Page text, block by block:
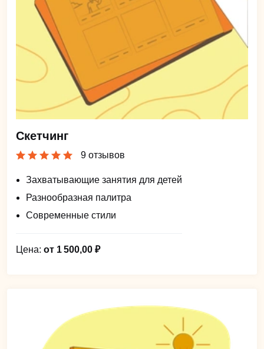
Скетчинг
9 отзывов
Захватывающие занятия для детей
Разнообразная палитра
Современные стили
Цена: от 1 500,00 ₽